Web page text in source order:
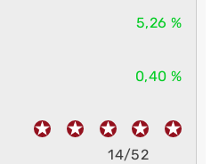
5,26 %
0,40 %
14/52